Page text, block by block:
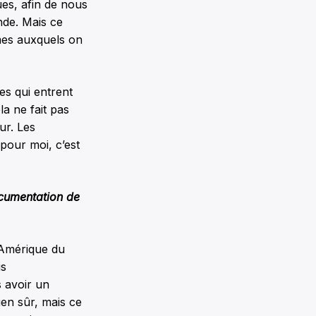
afin de nous
Mais ce
auxquels on
qui entrent
ne fait pas
Les
moi, c’est
de
du
avoir un
sûr, mais ce